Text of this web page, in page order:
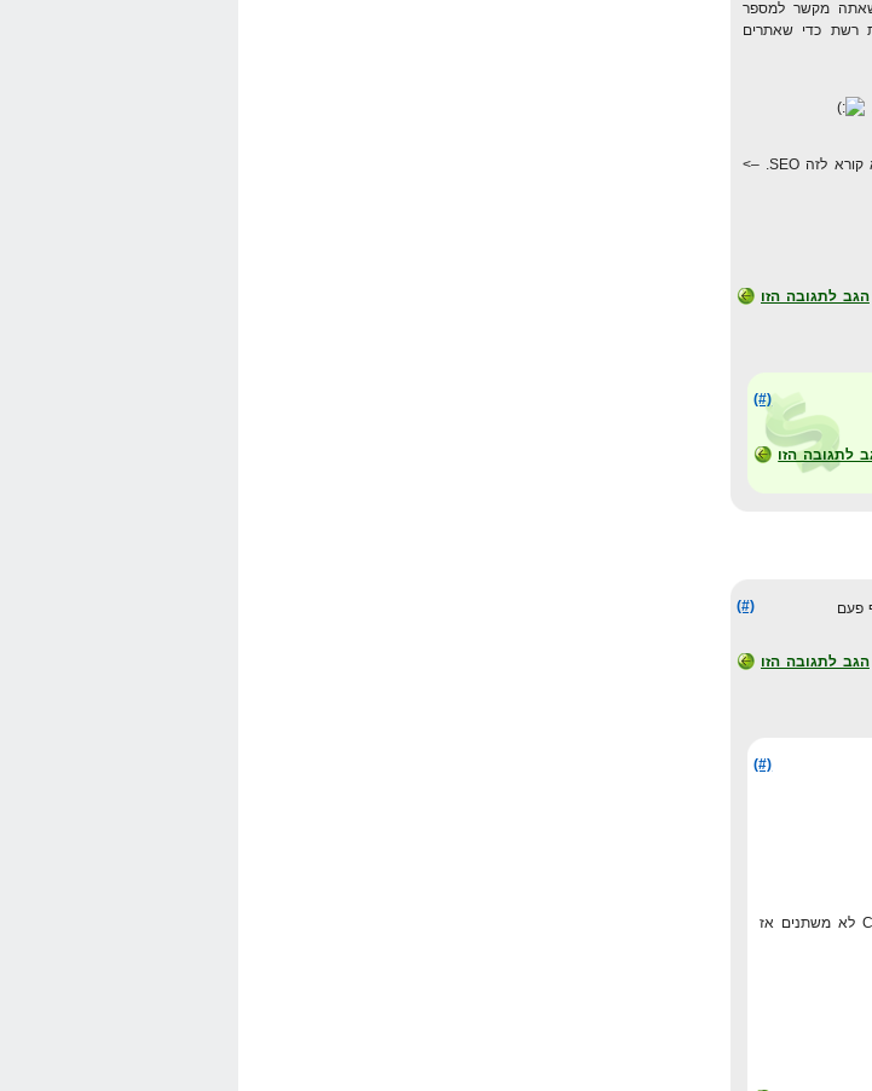
מקשר למספר
רשת כדי שאתרים
תיוג ברשתות חברתיות, זה אמנם מייצר לינקים, אך אני באופן אישי לא קורא לזה SEO. –>
הגב לתגובה הזו
(#)
לתגובה הזו
(#)
הגב לתגובה הזו
(#)
אז בעצם הטווח המשתנה הוא בסוף כמו שאתה רואה, A B ו C לא משתנים אז